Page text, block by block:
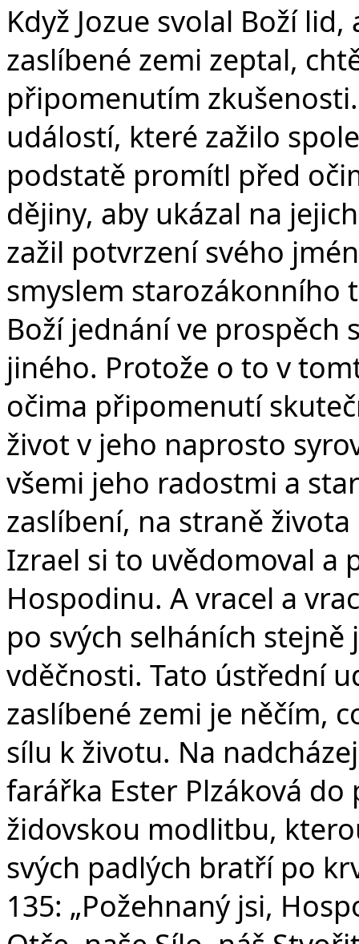
Když Jozue svolal Boží
zaslíbené zemi zeptal,
připomenutím
událostí, které zažilo
podstatě promítl před
dějiny, aby ukázal na
zažil potvrzení svého
smyslem
Boží jednání ve
jiného. Protože o to v
očima připomenutí
život v jeho naprosto
všemi jeho radostmi a
zaslíbení, na straně
Izrael si to uvědomoval a
Hospodinu. A vracel a
po svých selháních
vděčnosti. Tato ústřední
zaslíbené zemi je něčím,
sílu k životu. Na
farářka Ester Plzáková
židovskou modlitbu,
svých padlých bratří po
135: „Požehnaný jsi,